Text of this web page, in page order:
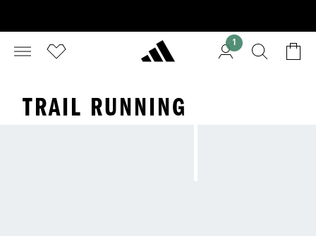
1
TRAIL RUNNING